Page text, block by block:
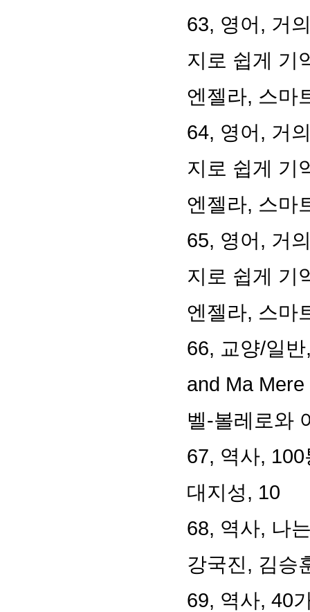
63, 영어 , 거
지로 쉽게 기
엔젤라, 스마
64, 영어 , 거
지로 쉽게 기
엔젤라, 스마
65, 영어 , 거
지로 쉽게 기
엔젤라, 스마
66, 교양/일반
and Ma
벨-볼레로와
67, 역사, 100
대지성, 10
68, 역사, 나
강국진, 김승
69, 역사, 40